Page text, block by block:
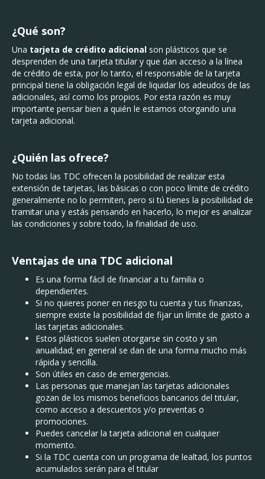
¿Qué son?
Una tarjeta de crédito adicional son plásticos que se
desprenden de una tarjeta titular y que dan acceso a la línea
de crédito de esta, por lo tanto, el responsable de la tarjeta
principal tiene la obligación legal de liquidar los adeudos de las
adicionales, así como los propios. Por esta razón es muy
importante pensar bien a quién le estamos otorgando una
tarjeta adicional.
¿Quién las ofrece?
No todas las TDC ofrecen la posibilidad de realizar esta
extensión de tarjetas, las básicas o con poco límite de crédito
generalmente no lo permiten, pero si tú tienes la posibilidad de
tramitar una y estás pensando en hacerlo, lo mejor es analizar
las condiciones y sobre todo, la finalidad de uso.
Ventajas de una TDC adicional
Es una forma fácil de financiar a tu familia o
dependientes.
Si no quieres poner en riesgo tu cuenta y tus finanzas,
siempre existe la posibilidad de fijar un límite de gasto a
las tarjetas adicionales.
Estos plásticos suelen otorgarse sin costo y sin
anualidad; en general se dan de una forma mucho más
rápida y sencilla.
Son útiles en caso de emergencias.
Las personas que manejan las tarjetas adicionales
gozan de los mismos beneficios bancarios del titular,
como acceso a descuentos y/o preventas o
promociones.
Puedes cancelar la tarjeta adicional en cualquier
momento.
Si la TDC cuenta con un programa de lealtad, los puntos
acumulados serán para el titular